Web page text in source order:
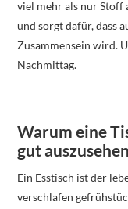
viel mehr als nur Stoff
und sorgt dafür, dass
Zusammensein wird.
Nachmittag.
Warum eine
gut auszusehen
Ein Esstisch ist der
verschlafen